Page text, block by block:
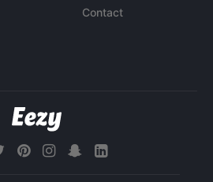
Contact